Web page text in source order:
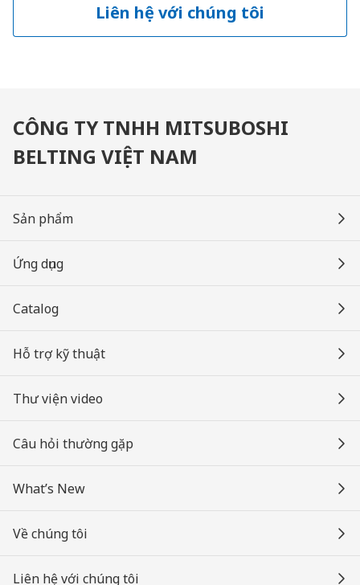
Liên hệ với chúng tôi
CÔNG TY TNHH MITSUBOSHI
BELTING VIỆT NAM
Sản phẩm
Ứng dụng
Catalog
Hỗ trợ kỹ thuật
Thư viện video
Câu hỏi thường gặp
What’s New
Về chúng tôi
Liên hệ với chúng tôi